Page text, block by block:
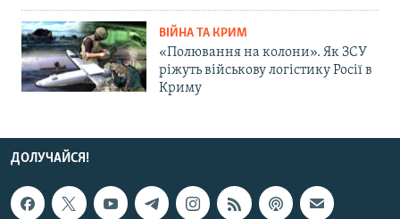
ВІЙНА ТА КРИМ
«Полювання на колони». Як ЗСУ
ріжуть військову логістику Росії в
Криму
ДОЛУЧАЙСЯ!